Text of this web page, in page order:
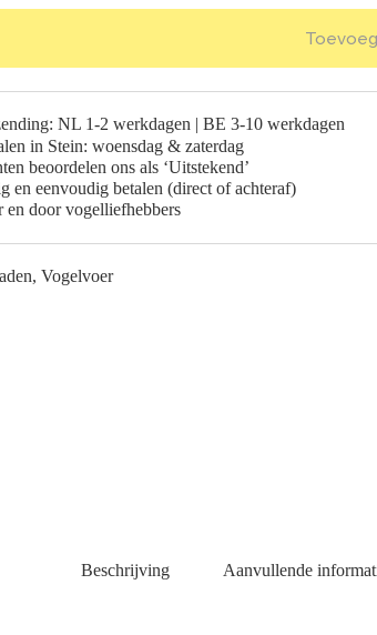
NL 1-2 werkdagen | BE 3-10 werkdagen
in Stein: woensdag & zaterdag
beoordelen ons als ‘Uitstekend’
en eenvoudig betalen (direct of achteraf)
en door vogelliefhebbers
, Vogelvoer
Beschrijving Aanvullende